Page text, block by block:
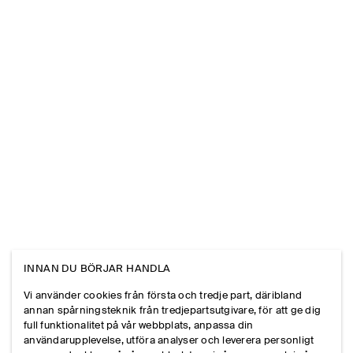
INNAN DU BÖRJAR HANDLA
Vi använder cookies från första och tredje part, däribland
annan spårningsteknik från tredjepartsutgivare, för att ge dig
full funktionalitet på vår webbplats, anpassa din
användarupplevelse, utföra analyser och leverera personligt